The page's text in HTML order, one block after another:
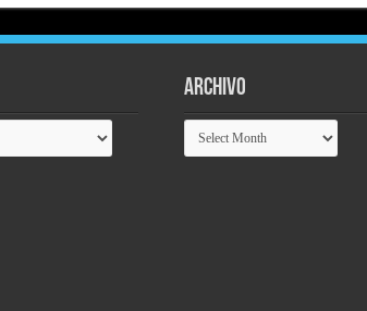
Archivo
Archivo